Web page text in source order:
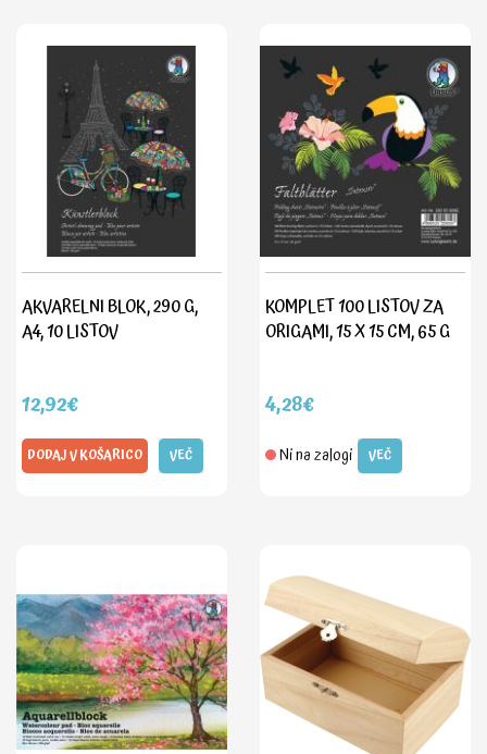
AKVARELNI BLOK, 290 G,
A4, 10 LISTOV
12,92€
DODAJ V KOŠARICO VEČ
KOMPLET 100 LISTOV ZA
ORIGAMI, 15 X 15 CM, 65 G
4,28€
Ni na zalogi VEČ